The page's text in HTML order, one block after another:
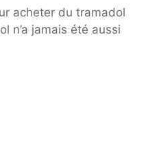
acheter du tramadol
n’a jamais été aussi